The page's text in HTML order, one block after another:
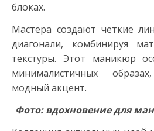
блоках.
Мастера создают четкие
диагонали, комбинируя
текстуры. Этот маникюр
минималистичных
модный акцент.
Фото: вдохновение для